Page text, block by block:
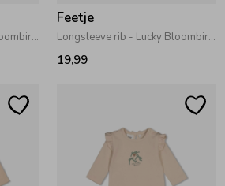
Longsleeve rib - Lucky Bloombird Bruin
Feetje
Longsleeve rib - Lucky Bloombird Jade Groen
19,99